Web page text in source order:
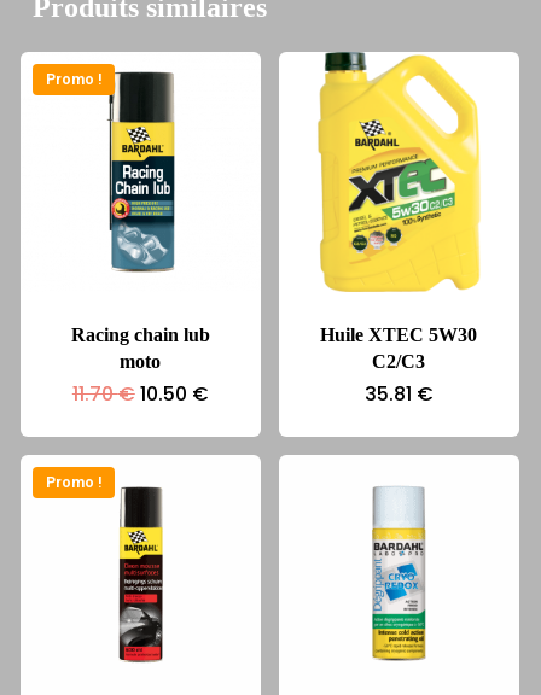
Produits similaires
Promo !
Racing chain lub
moto
11.70€Le
initial
était :
10.50 €Le
actuel
est :
Huile XTEC 5W30
C2/C3
35.81 €
Promo !